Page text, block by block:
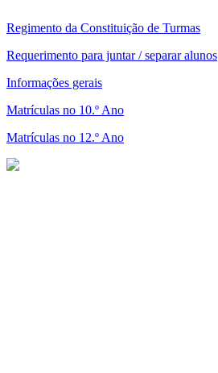
Regimento da Constituição de Turmas
Requerimento para juntar / separar alunos
Informações gerais
Matrículas no 10.º Ano
Matrículas no 12.º Ano